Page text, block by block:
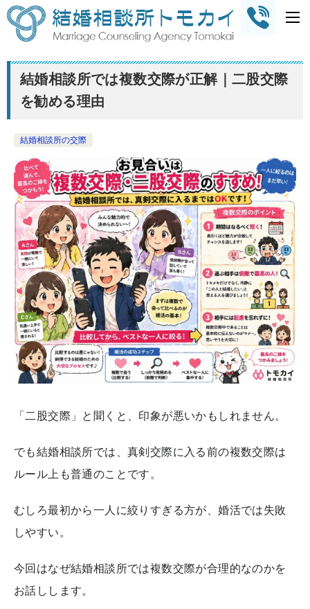
結婚相談所では複数交際が正解｜二股交際
を勧める理由
結婚相談所の交際
「二股交際」と聞くと、印象が悪いかもしれません。
でも結婚相談所では、真剣交際に入る前の複数交際は
ルール上も普通のことです。
むしろ最初から一人に絞りすぎる方が、婚活では失敗
しやすい。
今回はなぜ結婚相談所では複数交際が合理的なのかを
お話しします。